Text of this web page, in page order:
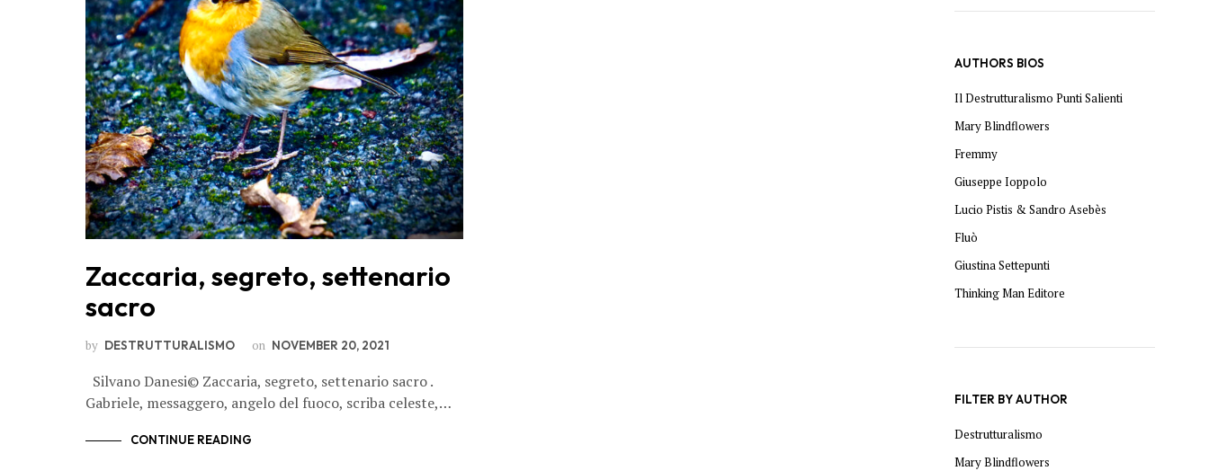
S
Zaccaria, segreto, settenario
sacro
by DESTRUTTURALISMO on NOVEMBER 20, 2021
Silvano Danesi© Zaccaria, segreto, settenario sacro .
Gabriele, messaggero, angelo del fuoco, scriba celeste,…
CONTINUE READING
AUTHORS BIOS
Il Destrutturalismo Punti Salienti
Mary Blindflowers
Fremmy
Giuseppe Ioppolo
Lucio Pistis & Sandro Asebès
Fluò
Giustina Settepunti
Thinking Man Editore
FILTER BY AUTHOR
Destrutturalismo
Mary Blindflowers